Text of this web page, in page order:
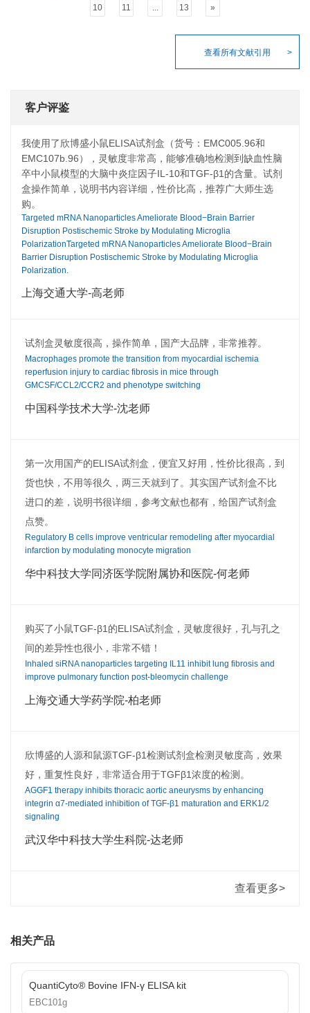
10 11 13 »
查看所有文献引用
客户评鉴
我使用了欣博盛小鼠ELISA试剂盒（货号：EMC005.96和
EMC107b.96），灵敏度非常高，能够准确地检测到缺血性脑
卒中小鼠模型的大脑中炎症因子IL-10和TGF-β1的含量。试剂
盒操作简单，说明书内容详细，性价比高，推荐广大师生选
购。
Targeted mRNA Nanoparticles Ameliorate Blood−Brain Barrier
Disruption Postischemic Stroke by Modulating Microglia
PolarizationTargeted mRNA Nanoparticles Ameliorate Blood−Brain
Barrier Disruption Postischemic Stroke by Modulating Microglia
Polarization.
上海交通大学-高老师
试剂盒灵敏度很高，操作简单，国产大品牌，非常推荐。
Macrophages promote the transition from myocardial ischemia
reperfusion injury to cardiac fibrosis in mice through
GMCSF/CCL2/CCR2 and phenotype switching
中国科学技术大学-沈老师
第一次用国产的ELISA试剂盒，便宜又好用，性价比很高，到
货也快，不用等很久，两三天就到了。其实国产试剂盒不比
进口的差，说明书很详细，参考文献也都有，给国产试剂盒
点赞。
Regulatory B cells improve ventricular remodeling after myocardial
infarction by modulating monocyte migration
华中科技大学同济医学院附属协和医院-何老师
购买了小鼠TGF-β1的ELISA试剂盒，灵敏度很好，孔与孔之
间的差异性也很小，非常不错！
Inhaled siRNA nanoparticles targeting IL11 inhibit lung fibrosis and
improve pulmonary function post-bleomycin challenge
上海交通大学药学院-柏老师
欣博盛的人源和鼠源TGF-β1检测试剂盒检测灵敏度高，效果
好，重复性良好，非常适合用于TGFβ1浓度的检测。
AGGF1 therapy inhibits thoracic aortic aneurysms by enhancing
integrin α7-mediated inhibition of TGF-β1 maturation and ERK1/2
signaling
武汉华中科技大学生科院-达老师
查看更多>
相关产品
QuantiCyto® Bovine IFN-γ ELISA kit
EBC101g